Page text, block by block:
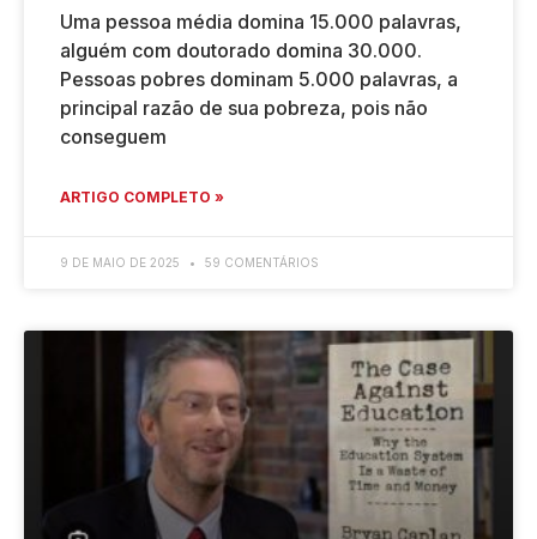
Uma pessoa média domina 15.000 palavras,
alguém com doutorado domina 30.000.
Pessoas pobres dominam 5.000 palavras, a
principal razão de sua pobreza, pois não
conseguem
ARTIGO COMPLETO »
9 DE MAIO DE 2025 59 COMENTÁRIOS